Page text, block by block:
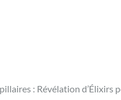
: Révélation d’Élixirs